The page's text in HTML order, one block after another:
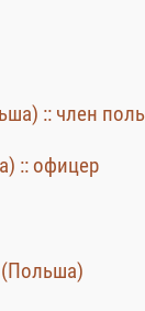
:: член
:: офицер
(Польша)